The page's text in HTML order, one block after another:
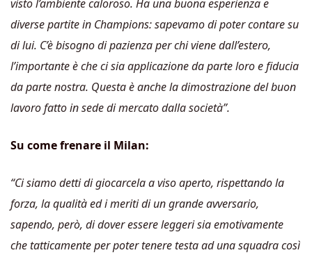
visto l’ambiente caloroso. Ha una buona esperienza e
diverse partite in Champions: sapevamo di poter contare su
di lui. C’è bisogno di pazienza per chi viene dall’estero,
l’importante è che ci sia applicazione da parte loro e fiducia
da parte nostra. Questa è anche la dimostrazione del buon
lavoro fatto in sede di mercato dalla società”.
Su come frenare il Milan:
“Ci siamo detti di giocarcela a viso aperto, rispettando la
forza, la qualità ed i meriti di un grande avversario,
sapendo, però, di dover essere leggeri sia emotivamente
che tatticamente per poter tenere testa ad una squadra così